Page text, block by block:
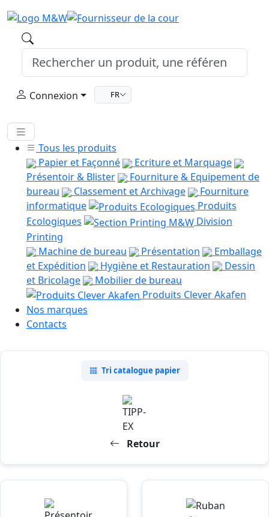
Connexion FR
Tous les produits
Papier et Façonné
Ecriture et Marquage
Présentoir & Blister
Fourniture & Equipement de
bureau
Classement et Archivage
Fourniture
informatique
Produits
Ecologiques
Division
Printing
Machine de bureau
Présentation
Emballage
et Expédition
Hygiène et Restauration
Dessin
et Bricolage
Mobilier de bureau
Produits Clever Akafen
Nos marques
Contacts
Tri catalogue papier
Retour